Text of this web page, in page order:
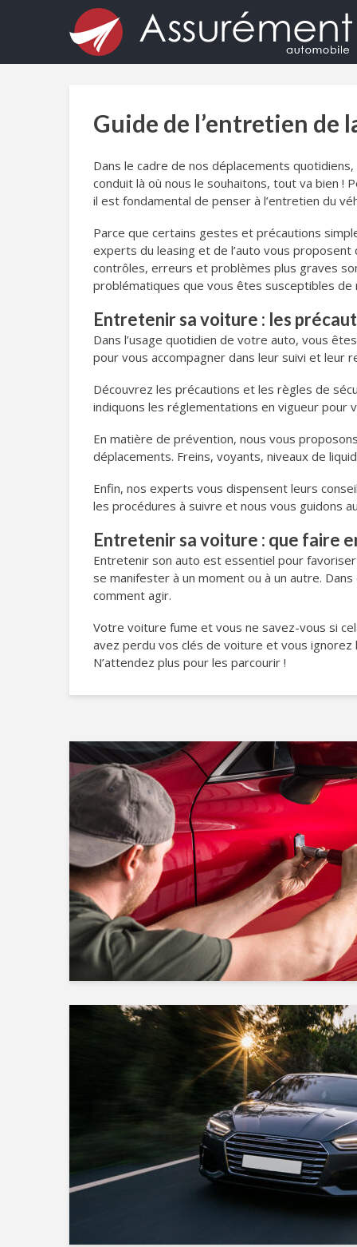
Guide de l’entretien de
Dans le cadre de nos déplacements
conduit là où nous le souhaitons, tout va bien
il est fondamental de penser à l’entretien du
Parce que certains gestes et précautions
experts du leasing et de l’auto vous
contrôles, erreurs et problèmes plus graves
problématiques que vous êtes susceptibles
Entretenir sa voiture : les
Dans l’usage quotidien de votre auto, vous
pour vous accompagner dans leur suivi et leur
Découvrez les précautions et les règles de
indiquons les réglementations en vigueur pour
En matière de prévention, nous vous
déplacements. Freins, voyants, niveaux de
Enfin, nos experts vous dispensent leurs
les procédures à suivre et nous vous guidons
Entretenir sa voiture : que faire
Entretenir son auto est essentiel pour
se manifester à un moment ou à un autre.
comment agir.
Votre voiture fume et vous ne savez-vous si
avez perdu vos clés de voiture et vous ignorez
N’attendez plus pour les parcourir !